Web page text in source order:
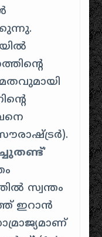
‘
സ്വന്തം
ഇറാൻ